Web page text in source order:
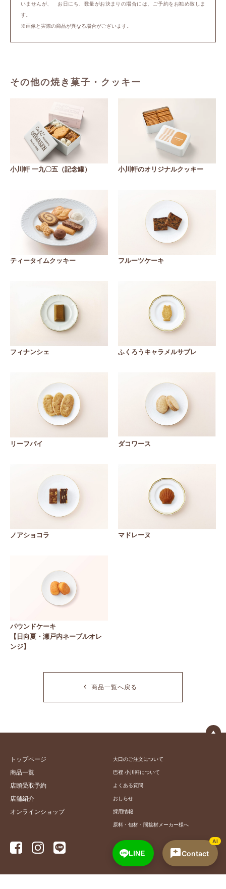
いませんが、 お日にち、数量がお決まりの場合には、ご予約をお勧め致しま
す。
※画像と実際の商品が異なる場合がございます。
その他の焼き菓子・クッキー
小川軒 一九〇五（記念罐） 小川軒のオリジナルクッキー
ティータイムクッキー フルーツケーキ
フィナンシェ ふくろうキャラメルサブレ
リーフパイ ダコワース
ノアショコラ マドレーヌ
パウンドケーキ
【日向夏・瀬戸内ネーブルオレ
ンジ】
商品一覧へ戻る
トップページ
商品一覧
店頭受取予約
店舗紹介
オンラインショップ
大口のご注文について
巴裡 小川軒について
よくある質問
おしらせ
採用情報
原料・包材・間接材メーカー様へ
LINE Contact
AI